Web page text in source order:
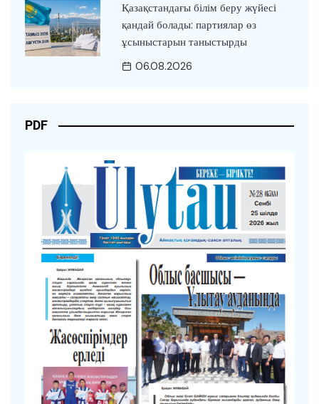
Қазақстандағы білім беру жүйесі
қандай болады: партиялар өз
ұсыныстарын таныстырды
06.08.2026
PDF